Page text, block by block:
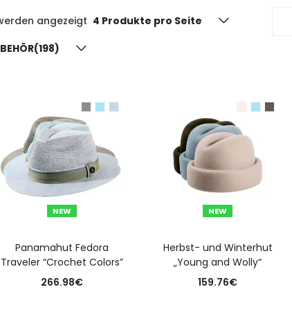
angezeigt 4 Produkte pro Seite
NEW
Panamahut Fedora
Traveler “Crochet Colors”
266.98€
NEW
Herbst- und Winterhut
„Young and Wolly“
159.76€